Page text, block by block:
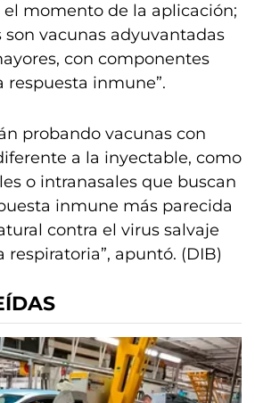
momento de la aplicación;
vacunas adyuvantadas
con componentes
inmune”.
probando vacunas con
a la inyectable, como
o intranasales que buscan
inmune más parecida
contra el virus salvaje
respiratoria”, apuntó. (DIB)